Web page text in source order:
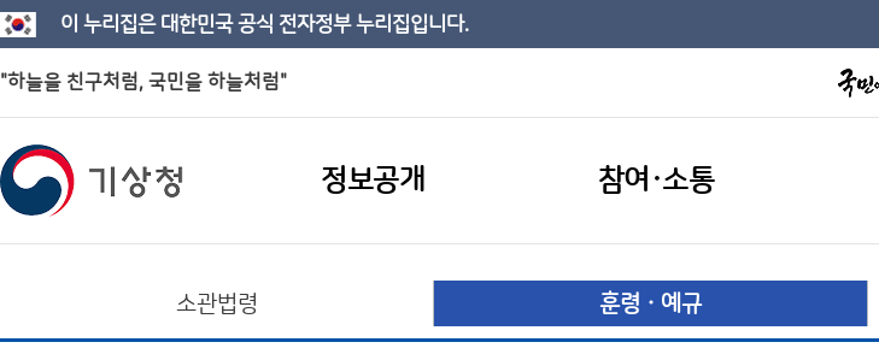
이 누리집은 대한민국 공식 전자정부 누리집입니다.
"하늘을 친구처럼, 국민을 하늘처럼"
정보공개 참여·소통
소관법령 훈령ㆍ예규